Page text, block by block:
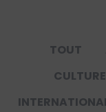
TOUT
CULTURE